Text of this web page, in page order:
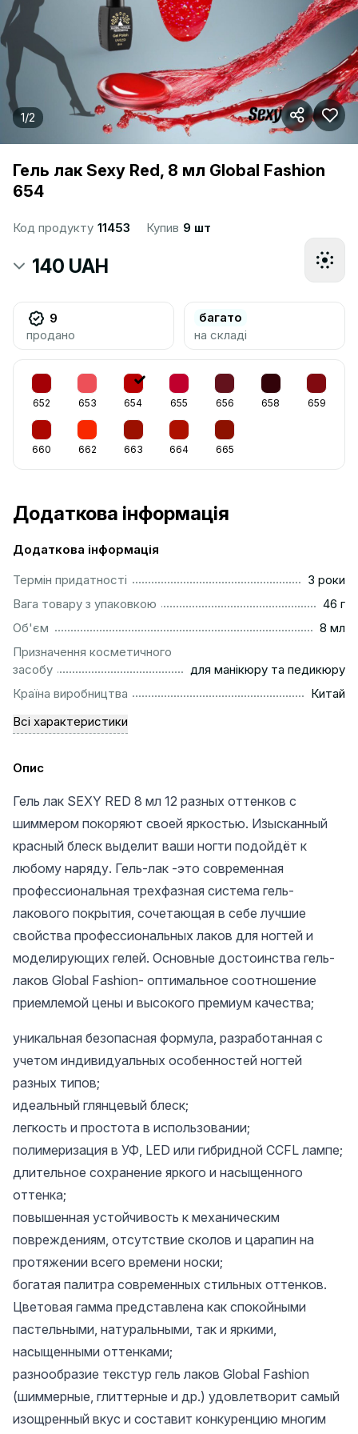
1/2
Гель лак Sexy Red, 8 мл Global Fashion
654
Код продукту 11453 Купив 9 шт
140 UAH
9
продано
багато
на складі
652 653 654 655 656 658 659
660 662 663 664 665
Додаткова інформація
Додаткова інформація
Термін придатності
3 роки
Вага товару з упаковкою
46 г
Об'єм
8 мл
Призначення косметичного
засобу
для манікюру та педикюру
Країна виробництва
Китай
Всі характеристики
Опис
Гель лак SEXY RED 8 мл 12 разных оттенков с
шиммером покоряют своей яркостью. Изысканный
красный блеск выделит ваши ногти подойдёт к
любому наряду. Гель-лак -это современная
профессиональная трехфазная система гель-
лакового покрытия, сочетающая в себе лучшие
свойства профессиональных лаков для ногтей и
моделирующих гелей. Основные достоинства гель-
лаков Global Fashion- оптимальное соотношение
приемлемой цены и высокого премиум качества;
уникальная безопасная формула, разработанная с
учетом индивидуальных особенностей ногтей
разных типов;
идеальный глянцевый блеск;
легкость и простота в использовании;
полимеризация в УФ, LED или гибридной CCFL лампе;
длительное сохранение яркого и насыщенного
оттенка;
повышенная устойчивость к механическим
повреждениям, отсутствие сколов и царапин на
протяжении всего времени носки;
богатая палитра современных стильных оттенков.
Цветовая гамма представлена как спокойными
пастельными, натуральными, так и яркими,
насыщенными оттенками;
разнообразие текстур гель лаков Global Fashion
(шиммерные, глиттерные и др.) удовлетворит самый
изощренный вкус и составит конкуренцию многим